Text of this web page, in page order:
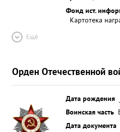
Фонд ист.
Картотека
Ещё
Орден Отечественной
Дата рождения
Воинская часть
Дата документа